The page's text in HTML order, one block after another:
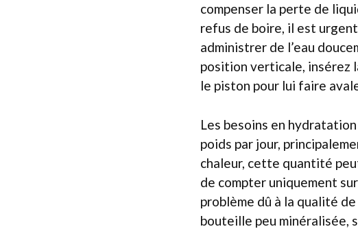
compenser la perte de
refus de boire, il est
administrer de l’eau
position verticale, insérez
le piston pour lui faire
Les besoins en hydratation
poids par jour,
chaleur, cette quantité
de compter uniquement
problème dû à la qualité
bouteille peu minéralisée,